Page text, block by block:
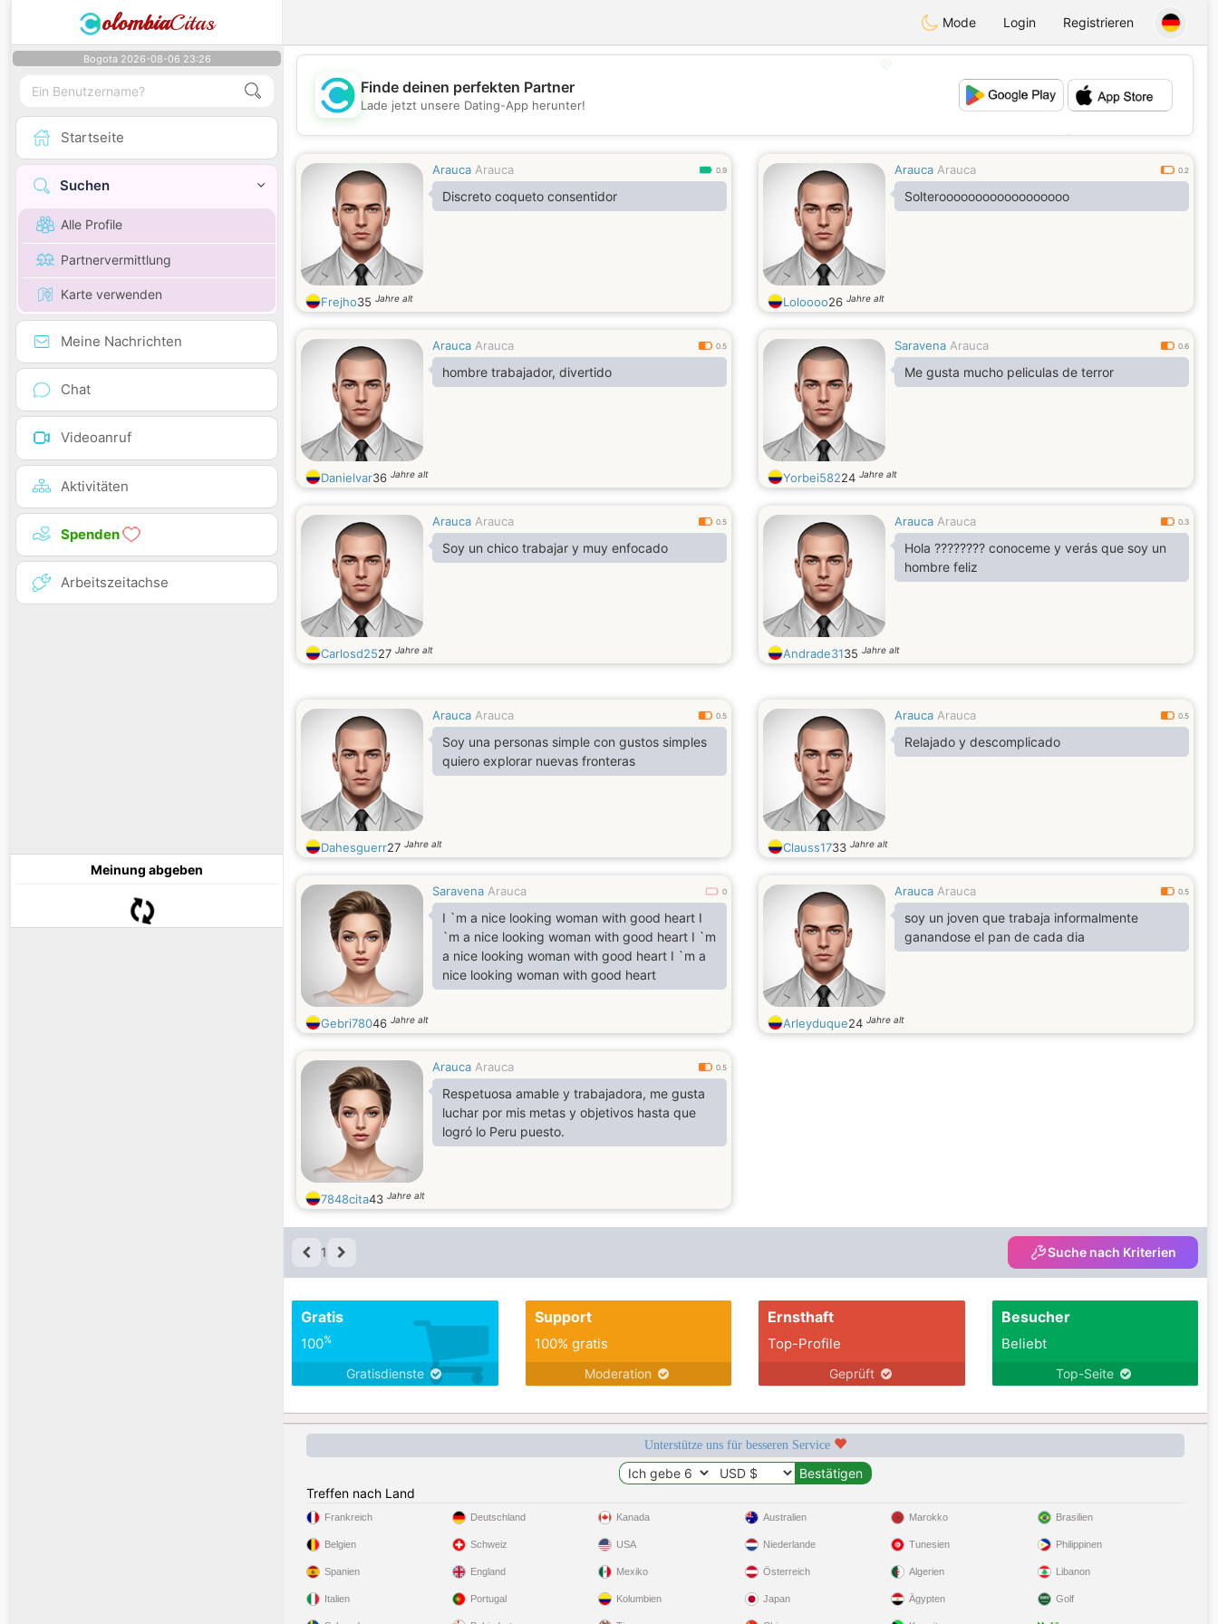
olombiaCitas Mode Login Registrieren
Bogota 2026-08-06 23:26
Startseite
Suchen
Alle Profile
Partnervermittlung
Karte verwenden
Meine Nachrichten
Chat
Videoanruf
Aktivitäten
Spenden
Arbeitszeitachse
Meinung abgeben
💖
💕
Finde deinen perfekten Partner
Lade jetzt unsere Dating-App herunter!
Arauca Arauca 0.9
Discreto coqueto consentidor
Frejho35 Jahre alt
Arauca Arauca 0.2
Solteroooooooooooooooooo
Loloooo26 Jahre alt
Arauca Arauca 0.5
hombre trabajador, divertido
Danielvar36 Jahre alt
Saravena Arauca 0.6
Me gusta mucho peliculas de terror
Yorbei58224 Jahre alt
Arauca Arauca 0.5
Soy un chico trabajar y muy enfocado
Carlosd2527 Jahre alt
Arauca Arauca 0.3
Hola ???????? conoceme y verás que soy un
hombre feliz
Andrade3135 Jahre alt
Arauca Arauca 0.5
Soy una personas simple con gustos simples
quiero explorar nuevas fronteras
Dahesguerr27 Jahre alt
Arauca Arauca 0.5
Relajado y descomplicado
Clauss1733 Jahre alt
Saravena Arauca 0
I `m a nice looking woman with good heart I
`m a nice looking woman with good heart I `m
a nice looking woman with good heart I `m a
nice looking woman with good heart
Gebri78046 Jahre alt
Arauca Arauca 0.5
soy un joven que trabaja informalmente
ganandose el pan de cada dia
Arleyduque24 Jahre alt
Arauca Arauca 0.5
Respetuosa amable y trabajadora, me gusta
luchar por mis metas y objetivos hasta que
logró lo Peru puesto.
7848cita43 Jahre alt
1 Suche nach Kriterien
Gratis
100%
Gratisdienste
Support
100% gratis
Moderation
Ernsthaft
Top-Profile
Geprüft
Besucher
Beliebt
Top-Seite
Unterstütze uns für besseren Service
Treffen nach Land
Frankreich
Belgien
Spanien
Italien
Deutschland
Schweiz
England
Portugal
Kanada
USA
Mexiko
Kolumbien
Australien
Niederlande
Österreich
Japan
Marokko
Tunesien
Algerien
Ägypten
Brasilien
Philippinen
Libanon
Golf